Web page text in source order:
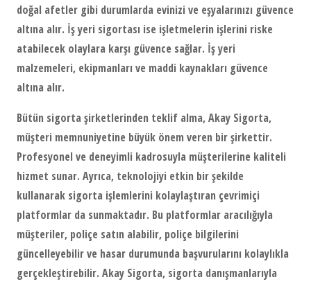
doğal afetler gibi durumlarda evinizi ve eşyalarınızı güvence
altına alır. İş yeri sigortası ise işletmelerin işlerini riske
atabilecek olaylara karşı güvence sağlar. İş yeri
malzemeleri, ekipmanları ve maddi kaynakları güvence
altına alır.
Bütün sigorta şirketlerinden teklif alma, Akay Sigorta,
müşteri memnuniyetine büyük önem veren bir şirkettir.
Profesyonel ve deneyimli kadrosuyla müşterilerine kaliteli
hizmet sunar. Ayrıca, teknolojiyi etkin bir şekilde
kullanarak sigorta işlemlerini kolaylaştıran çevrimiçi
platformlar da sunmaktadır. Bu platformlar aracılığıyla
müşteriler, poliçe satın alabilir, poliçe bilgilerini
güncelleyebilir ve hasar durumunda başvurularını kolaylıkla
gerçekleştirebilir. Akay Sigorta, sigorta danışmanlarıyla